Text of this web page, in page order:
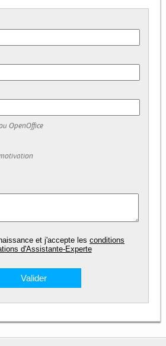
OpenOffice
et j'accepte lesconditions
d'Assistante-Experte